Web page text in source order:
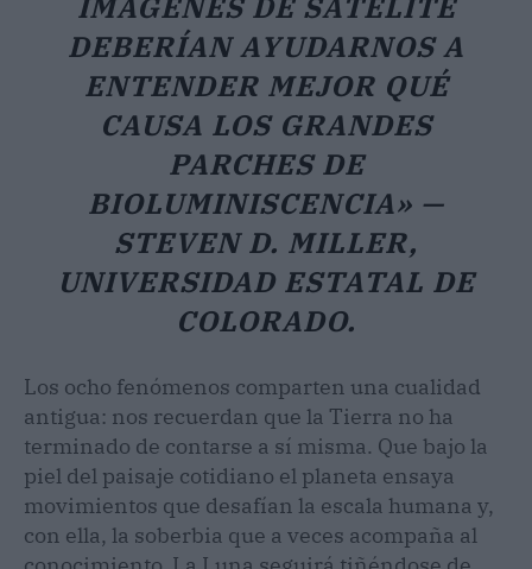
DEBERÍAN AYUDARNOS A
ENTENDER MEJOR QUÉ
CAUSA LOS GRANDES
PARCHES DE
BIOLUMINISCENCIA» —
STEVEN D. MILLER,
UNIVERSIDAD ESTATAL DE
COLORADO.
Los ocho fenómenos comparten una cualidad
antigua: nos recuerdan que la Tierra no ha
terminado de contarse a sí misma. Que bajo la
piel del paisaje cotidiano el planeta ensaya
movimientos que desafían la escala humana y,
con ella, la soberbia que a veces acompaña al